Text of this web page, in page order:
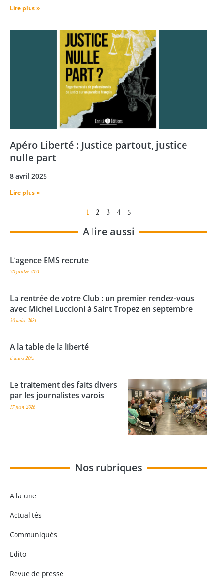
Lire plus »
Apéro Liberté : Justice partout, justice
nulle part
8 avril 2025
Lire plus »
1 2 3 4 5
A lire aussi
L’agence EMS recrute
20 juillet 2021
La rentrée de votre Club : un premier rendez-vous
avec Michel Luccioni à Saint Tropez en septembre
30 août 2021
A la table de la liberté
6 mars 2015
Le traitement des faits divers
par les journalistes varois
17 juin 2026
Nos rubriques
A la une
Actualités
Communiqués
Edito
Revue de presse